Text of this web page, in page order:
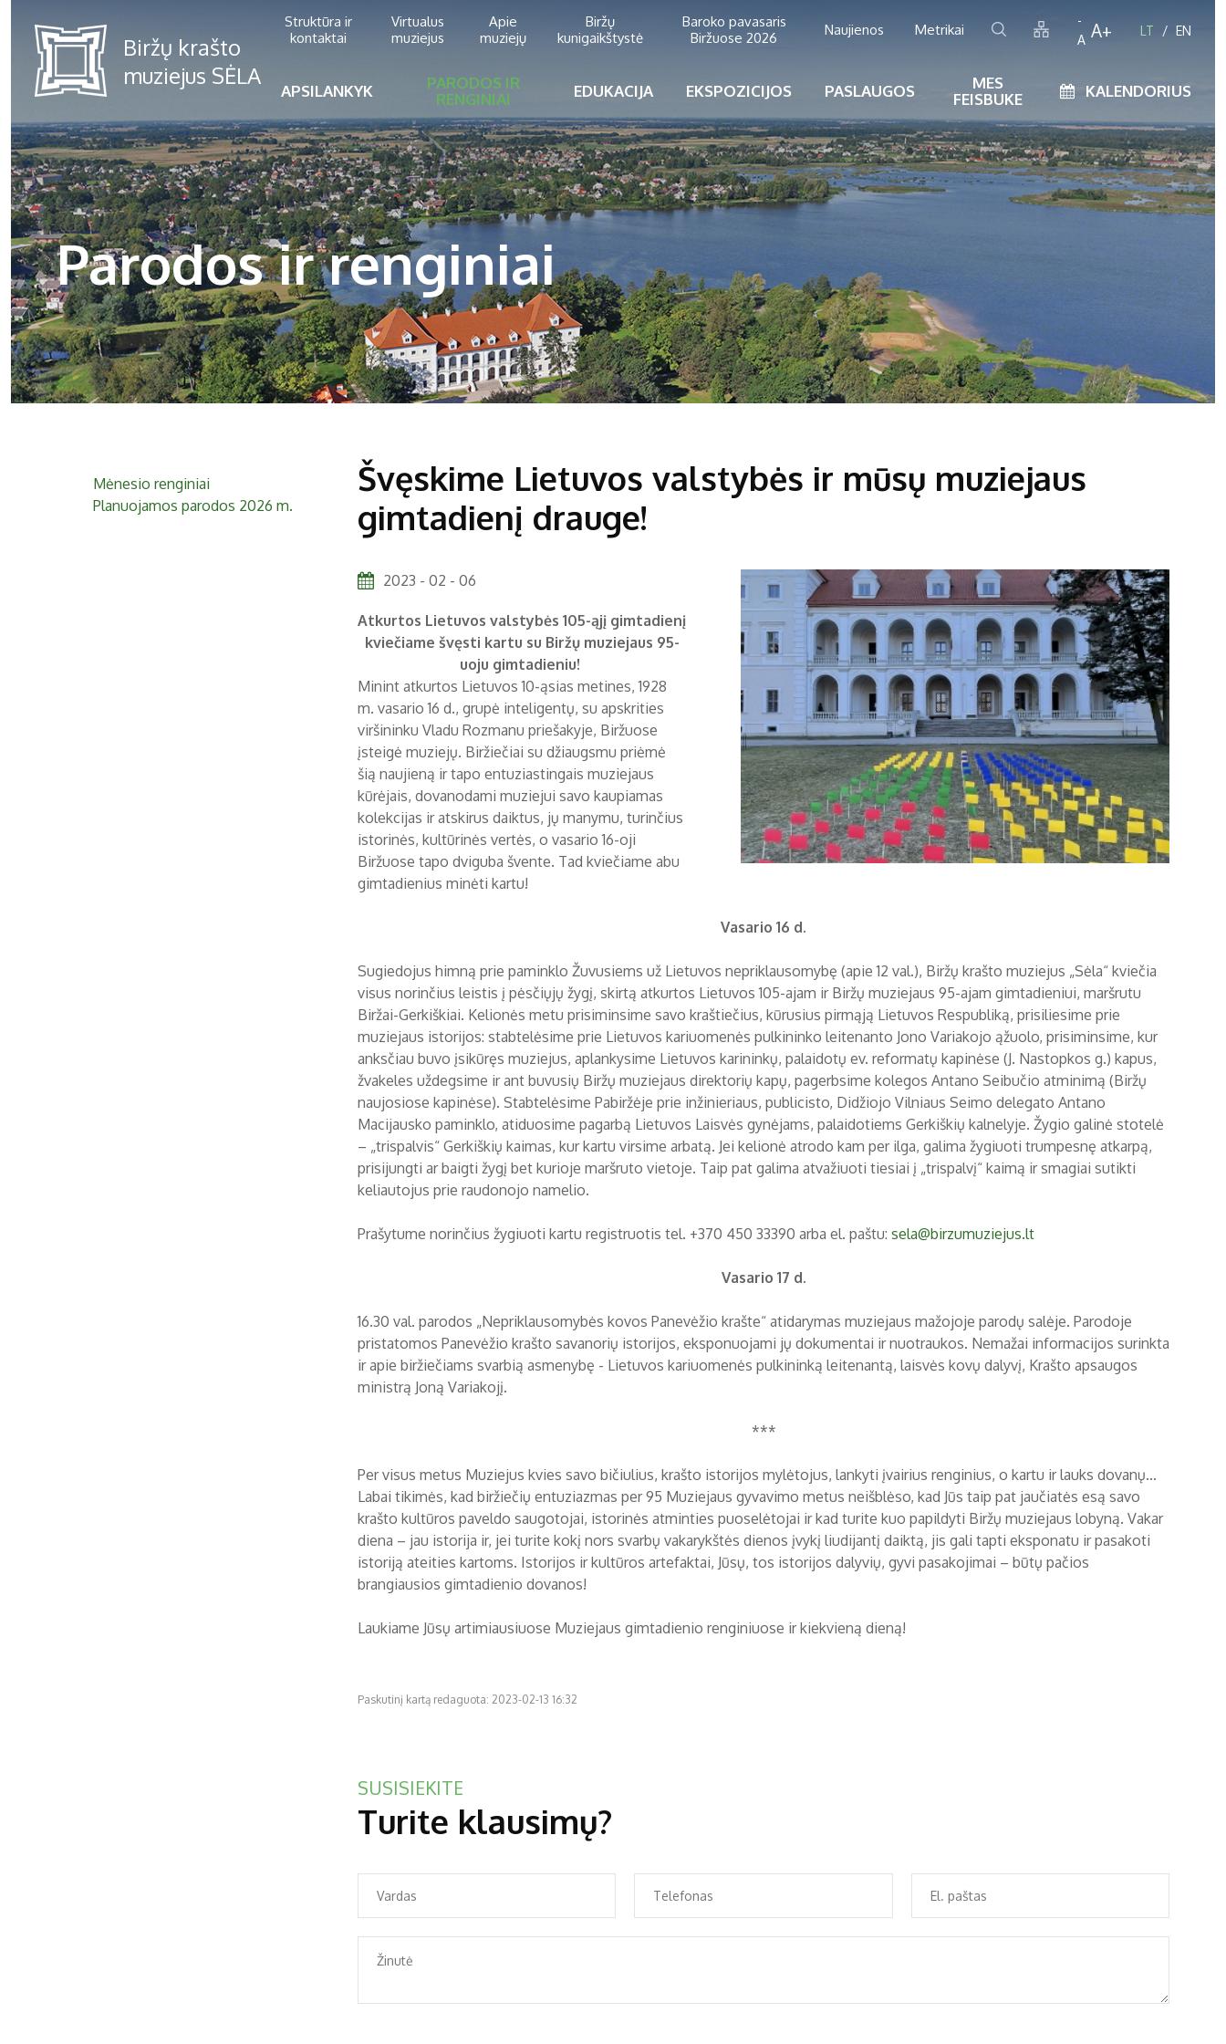
Struktūra ir
kontaktai
Virtualus
muziejus
Apie
muziejų
Biržų
kunigaikštystė
Baroko pavasaris
Biržuose 2026
Naujienos Metrikai
-
A A+ LT EN
APSILANKYK
PARODOS IR
RENGINIAI
EDUKACIJA EKSPOZICIJOS PASLAUGOS
MES
FEISBUKE
KALENDORIUS
Parodos ir renginiai
Mėnesio renginiai
Planuojamos parodos 2026 m.
Švęskime Lietuvos valstybės ir mūsų muziejaus
gimtadienį drauge!
2023 - 02 - 06
Atkurtos Lietuvos valstybės 105-ąjį gimtadienį
kviečiame švęsti kartu su Biržų muziejaus 95-
uoju gimtadieniu!
Minint atkurtos Lietuvos 10-ąsias metines, 1928
m. vasario 16 d., grupė inteligentų, su apskrities
viršininku Vladu Rozmanu priešakyje, Biržuose
įsteigė muziejų. Biržiečiai su džiaugsmu priėmė
šią naujieną ir tapo entuziastingais muziejaus
kūrėjais, dovanodami muziejui savo kaupiamas
kolekcijas ir atskirus daiktus, jų manymu, turinčius
istorinės, kultūrinės vertės, o vasario 16-oji
Biržuose tapo dviguba švente. Tad kviečiame abu
gimtadienius minėti kartu!
Vasario 16 d.
Sugiedojus himną prie paminklo Žuvusiems už Lietuvos nepriklausomybę (apie 12 val.), Biržų krašto muziejus „Sėla“ kviečia
visus norinčius leistis į pėsčiųjų žygį, skirtą atkurtos Lietuvos 105-ajam ir Biržų muziejaus 95-ajam gimtadieniui, maršrutu
Biržai-Gerkiškiai. Kelionės metu prisiminsime savo kraštiečius, kūrusius pirmąją Lietuvos Respubliką, prisiliesime prie
muziejaus istorijos: stabtelėsime prie Lietuvos kariuomenės pulkininko leitenanto Jono Variakojo ąžuolo, prisiminsime, kur
anksčiau buvo įsikūręs muziejus, aplankysime Lietuvos karininkų, palaidotų ev. reformatų kapinėse (J. Nastopkos g.) kapus,
žvakeles uždegsime ir ant buvusių Biržų muziejaus direktorių kapų, pagerbsime kolegos Antano Seibučio atminimą (Biržų
naujosiose kapinėse). Stabtelėsime Pabiržėje prie inžinieriaus, publicisto, Didžiojo Vilniaus Seimo delegato Antano
Macijausko paminklo, atiduosime pagarbą Lietuvos Laisvės gynėjams, palaidotiems Gerkiškių kalnelyje. Žygio galinė stotelė
– „trispalvis“ Gerkiškių kaimas, kur kartu virsime arbatą. Jei kelionė atrodo kam per ilga, galima žygiuoti trumpesnę atkarpą,
prisijungti ar baigti žygį bet kurioje maršruto vietoje. Taip pat galima atvažiuoti tiesiai į „trispalvį“ kaimą ir smagiai sutikti
keliautojus prie raudonojo namelio.
Prašytume norinčius žygiuoti kartu registruotis tel. +370 450 33390 arba el. paštu: sela@birzumuziejus.lt
Vasario 17 d.
16.30 val. parodos „Nepriklausomybės kovos Panevėžio krašte“ atidarymas muziejaus mažojoje parodų salėje. Parodoje
pristatomos Panevėžio krašto savanorių istorijos, eksponuojami jų dokumentai ir nuotraukos. Nemažai informacijos surinkta
ir apie biržiečiams svarbią asmenybę - Lietuvos kariuomenės pulkininką leitenantą, laisvės kovų dalyvį, Krašto apsaugos
ministrą Joną Variakojį.
***
Per visus metus Muziejus kvies savo bičiulius, krašto istorijos mylėtojus, lankyti įvairius renginius, o kartu ir lauks dovanų...
Labai tikimės, kad biržiečių entuziazmas per 95 Muziejaus gyvavimo metus neišblėso, kad Jūs taip pat jaučiatės esą savo
krašto kultūros paveldo saugotojai, istorinės atminties puoselėtojai ir kad turite kuo papildyti Biržų muziejaus lobyną. Vakar
diena – jau istorija ir, jei turite kokį nors svarbų vakarykštės dienos įvykį liudijantį daiktą, jis gali tapti eksponatu ir pasakoti
istoriją ateities kartoms. Istorijos ir kultūros artefaktai, Jūsų, tos istorijos dalyvių, gyvi pasakojimai – būtų pačios
brangiausios gimtadienio dovanos!
Laukiame Jūsų artimiausiuose Muziejaus gimtadienio renginiuose ir kiekvieną dieną!
Paskutinį kartą redaguota: 2023-02-13 16:32
SUSISIEKITE
Turite klausimų?